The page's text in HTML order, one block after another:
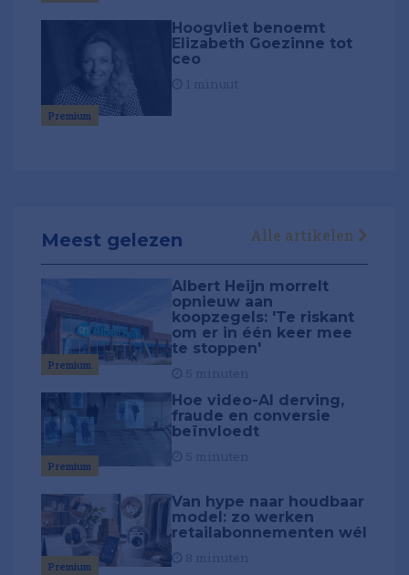
Premium
Hoogvliet benoemt
Elizabeth Goezinne tot
ceo
Meest gelezen Alle artikelen
Premium
Albert Heijn morrelt
opnieuw aan
koopzegels: 'Te riskant
om er in één keer mee
te stoppen'
Premium
Hoe video-AI derving,
fraude en conversie
beïnvloedt
Premium
Van hype naar houdbaar
model: zo werken
retailabonnementen wél